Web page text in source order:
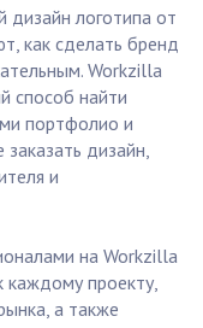
дизайн логотипа от
как сделать бренд
Workzilla
способ найти
портфолио и
дизайн,
и
на Workzilla
проекту,
а также